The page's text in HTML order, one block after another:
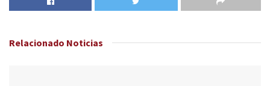
Relacionado Noticias